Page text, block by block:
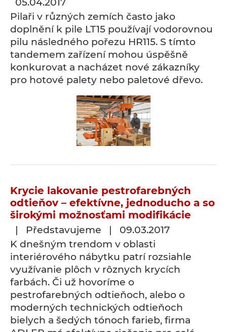
Pilaři v různých zemích často jako
doplnění k pile LT15 používají vodorovnou
pilu následného pořezu HR115. S tímto
tandemem zařízení mohou úspěšně
konkurovat a nacházet nové zákazníky
pro hotové palety nebo paletové dřevo.
Krycie lakovanie pestrofarebných
odtieňov – efektívne, jednoducho a so
širokými možnosťami modifikácie
| Představujeme | 09.03.2017
K dnešným trendom v oblasti
interiérového nábytku patrí rozsiahle
využívanie plôch v rôznych krycích
farbách. Či už hovoríme o
pestrofarebných odtieňoch, alebo o
moderných technických odtieňoch
bielych a šedých tónoch farieb, firma